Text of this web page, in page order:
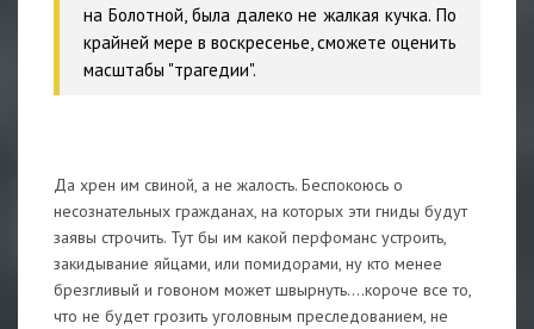
на Болотной, была далеко не жалкая кучка. По
крайней мере в воскресенье, сможете оценить
масштабы "трагедии".
Да хрен им свиной, а не жалость. Беспокоюсь о
несознательных гражданах, на которых эти гниды будут
заявы строчить. Тут бы им какой перфоманс устроить,
закидывание яйцами, или помидорами, ну кто менее
брезгливый и говоном может швырнуть....короче все то,
что не будет грозить уголовным преследованием, не